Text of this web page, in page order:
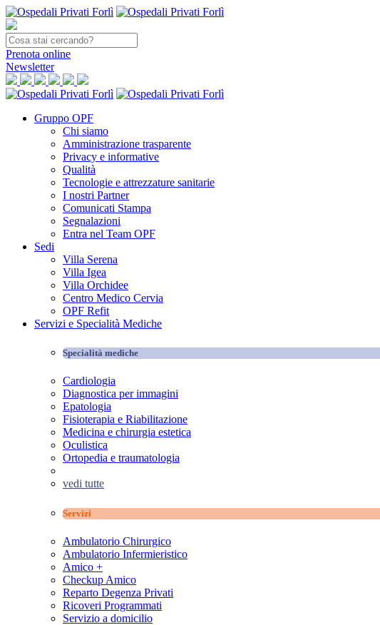
Prenota online
Newsletter
Gruppo OPF
Chi siamo
Amministrazione trasparente
Privacy e informative
Qualità
Tecnologie e attrezzature sanitarie
I nostri Partner
Comunicati Stampa
Segnalazioni
Entra nel Team OPF
Sedi
Villa Serena
Villa Igea
Villa Orchidee
Centro Medico Cervia
OPF Refit
Servizi e Specialità Mediche
Specialità mediche
Cardiologia
Diagnostica per immagini
Epatologia
Fisioterapia e Riabilitazione
Medicina e chirurgia estetica
Oculistica
Ortopedia e traumatologia
vedi tutte
Servizi
Ambulatorio Chirurgico
Ambulatorio Infermieristico
Amico +
Checkup Amico
Reparto Degenza Privati
Ricoveri Programmati
Servizio a domicilio